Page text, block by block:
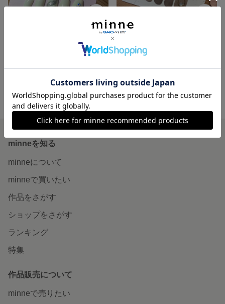
003 ネイルチップ ホワイト シルバー
980円
minne ホーム plus-colors ~nail chip shop~ の作品一覧
minneを知る
minneについて
minneで買いたい
作品をさがす
ショップをさがす
ランキング
特集
作品販売について
minneで売りたい